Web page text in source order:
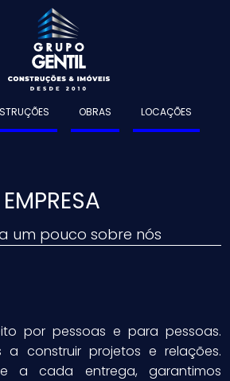
OBRAS LOCAÇÕES
EMPRESA
um pouco sobre nós
por pessoas e para pessoas.
a construir projetos e relações.
a cada entrega, garantimos